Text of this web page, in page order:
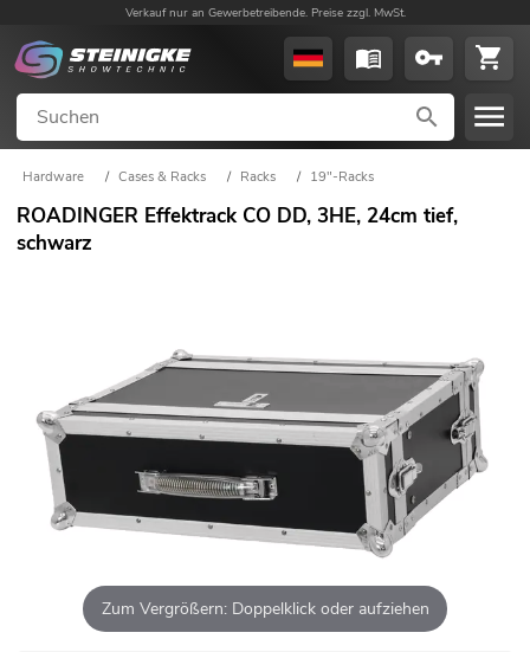
Verkauf nur an Gewerbetreibende. Preise zzgl. MwSt.
Hardware / Cases & Racks / Racks / 19"-Racks
ROADINGER Effektrack CO DD, 3HE, 24cm tief,
schwarz
Zum Vergrößern: Doppelklick oder aufziehen